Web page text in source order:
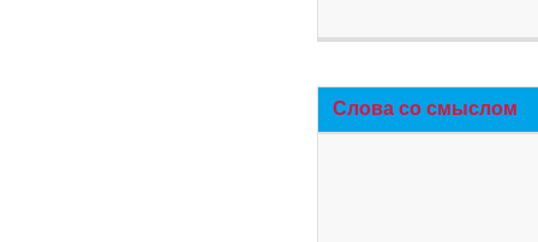
Слова со смыслом